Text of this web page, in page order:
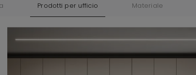
Prodotti per ufficio Materiale